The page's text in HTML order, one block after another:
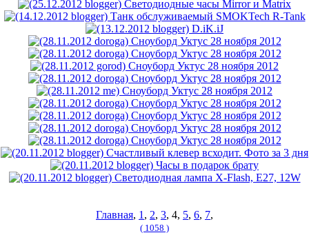
Главная, 1 , 2, 3, 4, 5, 6, 7,
( 1058 )